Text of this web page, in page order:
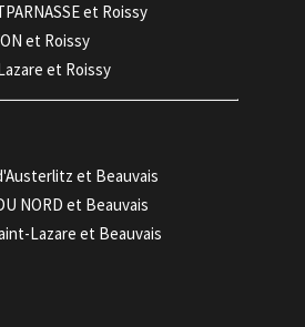
et Roissy
et Roissy
et Roissy
et Beauvais
NORD et Beauvais
Lazare et Beauvais